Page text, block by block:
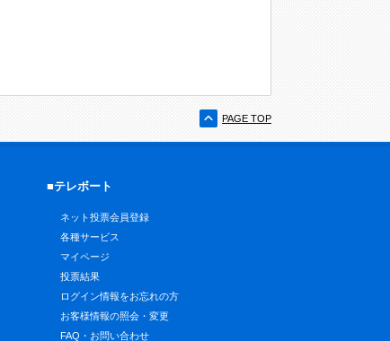
PAGE TOP
■テレボート
ネット投票会員登録
各種サービス
マイページ
投票結果
ログイン情報をお忘れの方
お客様情報の照会・変更
FAQ・お問い合わせ